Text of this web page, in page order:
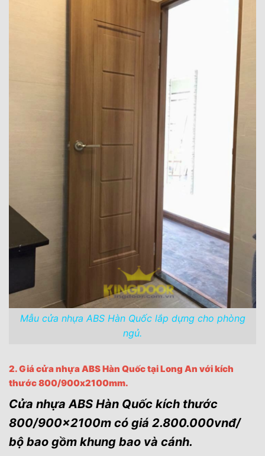
Mẫu cửa nhựa ABS Hàn Quốc lắp dựng cho phòng
ngủ.
2. Giá cửa nhựa ABS Hàn Quốc tại Long An với kích
thước 800/900x2100mm.
Cửa nhựa ABS Hàn Quốc kích thước
800/900x2100m có giá 2.800.000vnđ/
bộ bao gồm khung bao và cánh.